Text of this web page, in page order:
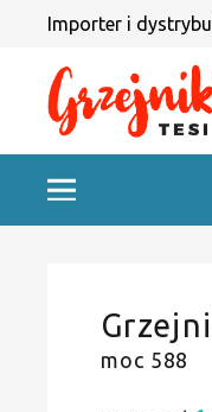
Importer i
moc 588